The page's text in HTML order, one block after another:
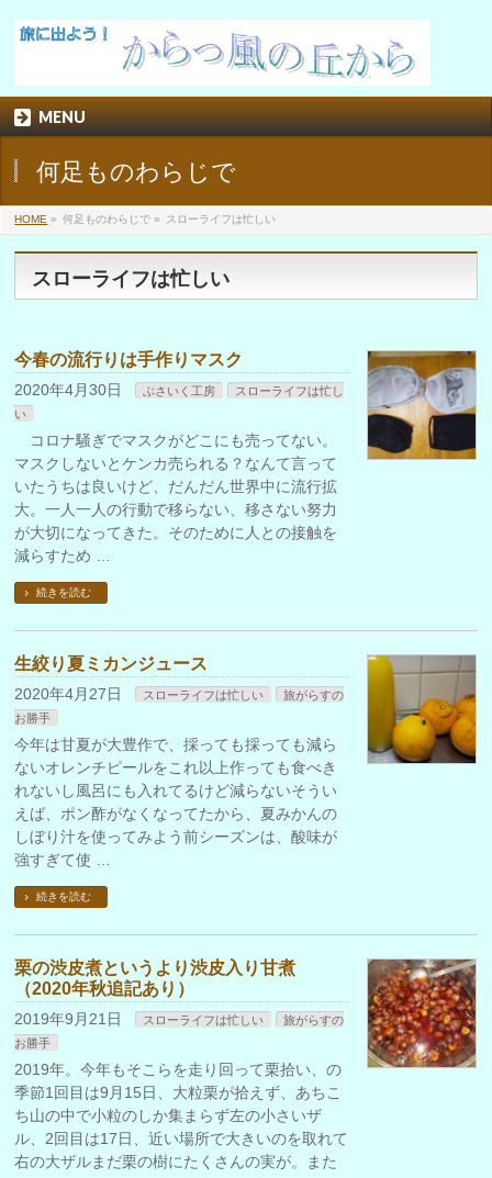
MENU
何足ものわらじで
HOME » 何足ものわらじで » スローライフは忙しい
スローライフは忙しい
今春の流行りは手作りマスク
2020年4月30日 ぶさいく工房
スローライフは忙し
い
コロナ騒ぎでマスクがどこにも売ってない。
マスクしないとケンカ売られる？なんて言って
いたうちは良いけど、だんだん世界中に流行拡
大。一人一人の行動で移らない、移さない努力
が大切になってきた。そのために人との接触を
減らすため …
続きを読む
生絞り夏ミカンジュース
2020年4月27日 スローライフは忙しい
旅がらすの
お勝手
今年は甘夏が大豊作で、採っても採っても減ら
ないオレンチピールをこれ以上作っても食べき
れないし風呂にも入れてるけど減らないそうい
えば、ポン酢がなくなってたから、夏みかんの
しぼり汁を使ってみよう前シーズンは、酸味が
強すぎて使 …
続きを読む
栗の渋皮煮というより渋皮入り甘煮
（2020年秋追記あり）
2019年9月21日 スローライフは忙しい
旅がらすの
お勝手
2019年。今年もそこらを走り回って栗拾い、の
季節1回目は9月15日、大粒栗が拾えず、あちこ
ち山の中で小粒のしか集まらず左の小さいザ
ル、2回目は17日、近い場所で大きいのを取れて
右の大ザルまだ栗の樹にたくさんの実が。また